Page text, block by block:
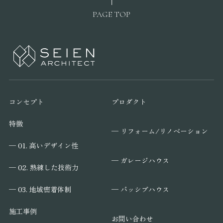
PAGE TOP
コンセプト
特徴
─ 01. 高いデザイン性
─ 02. 熟練した技術力
─ 03. 地域密着体制
施工事例
プロダクト
─ リフォーム/リノベーション
─ ガレージハウス
─ パッシブハウス
お問い合わせ